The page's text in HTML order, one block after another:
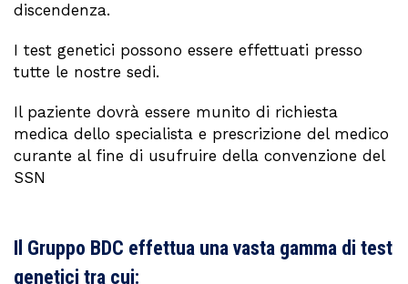
discendenza.
I test genetici possono essere effettuati presso
tutte le nostre sedi.
Il paziente dovrà essere munito di richiesta
medica dello specialista e prescrizione del medico
curante al fine di usufruire della convenzione del
SSN
Il Gruppo BDC effettua una vasta gamma di test
genetici tra cui: